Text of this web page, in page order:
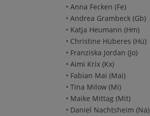
• Anna Fecken (Fe)
• Andrea Grambeck (Gb)
• Katja Heumann (Hm)
• Christine Hüberes (Hü)
• Franziska Jordan (Jo)
• Aimi Krix (Kx)
• Fabian Mai (Mai)
• Tina Milow (Mi)
• Maike Mittag (Mit)
• Daniel Nachtsheim (Na)